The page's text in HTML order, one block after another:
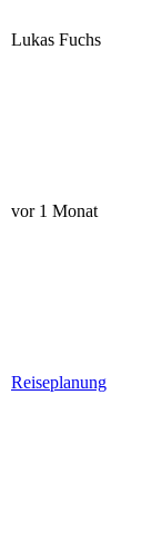
Lukas Fuchs
vor 1 Monat
Reiseplanung